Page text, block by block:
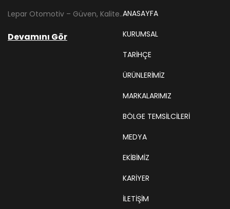
Lepar Otomotiv – Güven, Kalite ve İstikrarın Adresi Lepar Otomotiv, Türkiye’nin otomotiv yedek parça sektöründe köklü bir geçmişe sahip, yenilikçi ve öncü firmalarından biridir. 1966 yılında Hüsnü Leblebici tarafından Tokat’ta mütevazı bir girişim olarak kurulan firmamız, ilk etapta Ford kamyonları, Ford Otosan minibüsleri ve Anadol marka araçların ünite ve yedek parçalarının satışını gerçekleştirerek sektöre adım atmıştır.
Devamını Gör
ANASAYFA
KURUMSAL
TARIHÇE
ÜRÜNLERİMİZ
MARKALARIMIZ
BÖLGE TEMSILCILERI
MEDYA
EKIBIMIZ
KARIYER
İLETİŞİM